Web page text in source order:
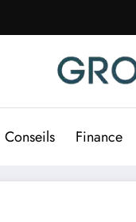
Conseils Finance